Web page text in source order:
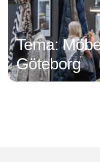
Tema:
Göteborg